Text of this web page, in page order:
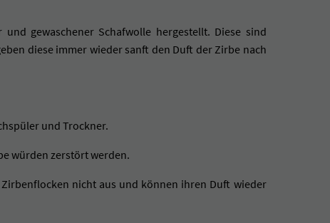
gewaschener Schafwolle hergestellt. Diese sind
diese immer wieder sanft den Duft der Zirbe nach
und Trockner.
würden zerstört werden.
nicht aus und können ihren Duft wieder